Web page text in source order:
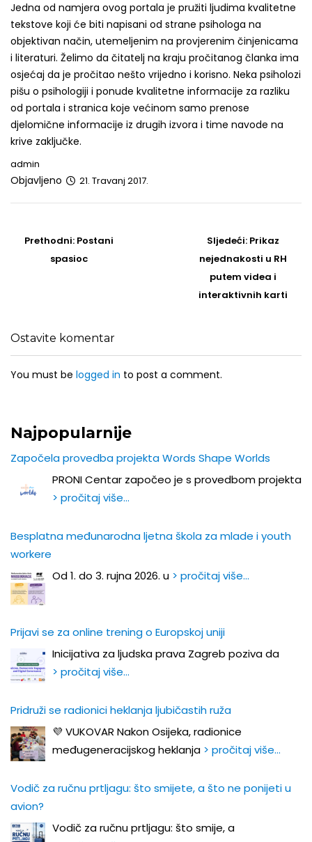
Jedna od namjera ovog portala je pružiti ljudima kvalitetne
tekstove koji će biti napisani od strane psihologa na
objektivan način, utemeljenim na provjerenim činjenicama
i literaturi. Želimo da čitatelj na kraju pročitanog članka ima
osjećaj da je pročitao nešto vrijedno i korisno. Neka psiholozi
pišu o psihologiji i ponude kvalitetne informacije za razliku
od portala i stranica koje većinom samo prenose
djelomične informacije iz drugih izvora i time navode na
krive zaključke.
admin
Objavljeno 21. Travanj 2017.
navigation
Prethodni: Prethodni
post
Postani
spasioc
Sljedeći: Sljedeći
Post
Prikaz
nejednakosti u RH
putem videa i
interaktivnih karti
Ostavite komentar
You must be logged in to post a comment.
Najpopularnije
Započela provedba projekta Words Shape Worlds
PRONI Centar započeo je s provedbom projekta
> pročitaj više…
Besplatna međunarodna ljetna škola za mlade i youth
workere
Od 1. do 3. rujna 2026. u > pročitaj više…
Prijavi se za online trening o Europskoj uniji
Inicijativa za ljudska prava Zagreb poziva da
> pročitaj više…
Pridruži se radionici heklanja ljubičastih ruža
💜 VUKOVAR Nakon Osijeka, radionice
međugeneracijskog heklanja > pročitaj više…
Vodič za ručnu prtljagu: što smijete, a što ne ponijeti u
avion?
Vodič za ručnu prtljagu: što smije, a